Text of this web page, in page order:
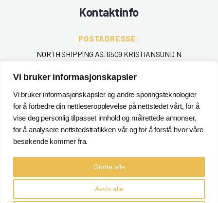
Vi bruker informasjonskapsler
Vi bruker informasjonskapsler og andre sporingsteknologier
for å forbedre din nettleseropplevelse på nettstedet vårt, for å
vise deg personlig tilpasset innhold og målrettede annonser,
for å analysere nettstedstrafikken vår og for å forstå hvor våre
besøkende kommer fra.
Godta alle
Avvis alle
Kontaktinfo
POSTADRESSE:
NORTH SHIPPING AS, 6509 KRISTIANSUND N
TELEFON:
+ 47 715 40 000
EPOST :
POSTMASTER@NORTHSHIPPING.NO